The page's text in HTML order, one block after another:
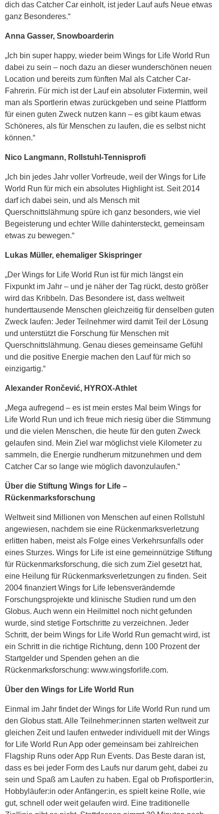
dich das Catcher Car einholt, ist jeder Lauf aufs Neue etwas
ganz Besonderes.“
Anna Gasser, Snowboarderin
„Ich bin super happy, wieder beim Wings for Life World Run
dabei zu sein – noch dazu an dieser wunderschönen neuen
Location und bereits zum fünften Mal als Catcher Car-
Fahrerin. Für mich ist der Lauf ein absoluter Fixtermin, weil
man als Sportlerin etwas zurückgeben und seine Plattform
für einen guten Zweck nutzen kann – es gibt kaum etwas
Schöneres, als für Menschen zu laufen, die es selbst nicht
können.“
Nico Langmann, Rollstuhl-Tennisprofi
„Ich bin jedes Jahr voller Vorfreude, weil der Wings for Life
World Run für mich ein absolutes Highlight ist. Seit 2014
darf ich dabei sein, und als Mensch mit
Querschnittslähmung spüre ich ganz besonders, wie viel
Begeisterung und echter Wille dahintersteckt, gemeinsam
etwas zu bewegen.“
Lukas Müller, ehemaliger Skispringer
„Der Wings for Life World Run ist für mich längst ein
Fixpunkt im Jahr – und je näher der Tag rückt, desto größer
wird das Kribbeln. Das Besondere ist, dass weltweit
hunderttausende Menschen gleichzeitig für denselben guten
Zweck laufen: Jeder Teilnehmer wird damit Teil der Lösung
und unterstützt die Forschung für Menschen mit
Querschnittslähmung. Genau dieses gemeinsame Gefühl
und die positive Energie machen den Lauf für mich so
einzigartig.“
Alexander Rončević, HYROX-Athlet
„Mega aufregend – es ist mein erstes Mal beim Wings for
Life World Run und ich freue mich riesig über die Stimmung
und die vielen Menschen, die heute für den guten Zweck
gelaufen sind. Mein Ziel war möglichst viele Kilometer zu
sammeln, die Energie rundherum mitzunehmen und dem
Catcher Car so lange wie möglich davonzulaufen.“
Über die Stiftung Wings for Life –
Rückenmarksforschung
Weltweit sind Millionen von Menschen auf einen Rollstuhl
angewiesen, nachdem sie eine Rückenmarksverletzung
erlitten haben, meist als Folge eines Verkehrsunfalls oder
eines Sturzes. Wings for Life ist eine gemeinnützige Stiftung
für Rückenmarksforschung, die sich zum Ziel gesetzt hat,
eine Heilung für Rückenmarksverletzungen zu finden. Seit
2004 finanziert Wings for Life lebensverändernde
Forschungsprojekte und klinische Studien rund um den
Globus. Auch wenn ein Heilmittel noch nicht gefunden
wurde, sind stetige Fortschritte zu verzeichnen. Jeder
Schritt, der beim Wings for Life World Run gemacht wird, ist
ein Schritt in die richtige Richtung, denn 100 Prozent der
Startgelder und Spenden gehen an die
Rückenmarksforschung: www.wingsforlife.com.
Über den Wings for Life World Run
Einmal im Jahr findet der Wings for Life World Run rund um
den Globus statt. Alle Teilnehmer:innen starten weltweit zur
gleichen Zeit und laufen entweder individuell mit der Wings
for Life World Run App oder gemeinsam bei zahlreichen
Flagship Runs oder App Run Events. Das Beste daran ist,
dass es bei jeder Form des Laufs nur darum geht, dabei zu
sein und Spaß am Laufen zu haben. Egal ob Profisportler:in,
Hobbyläufer:in oder Anfänger:in, es spielt keine Rolle, wie
gut, schnell oder weit gelaufen wird. Eine traditionelle